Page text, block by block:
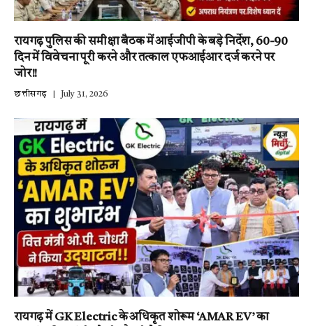
रायगढ़ पुलिस की समीक्षा बैठक में आईजीपी के बड़े निर्देश, 60-90
दिन में विवेचना पूरी करने और तत्काल एफआईआर दर्ज करने पर
जोर!!
छत्तीसगढ़ July 31, 2026
रायगढ़ में GK Electric के अधिकृत शोरूम ‘AMAR EV’ का